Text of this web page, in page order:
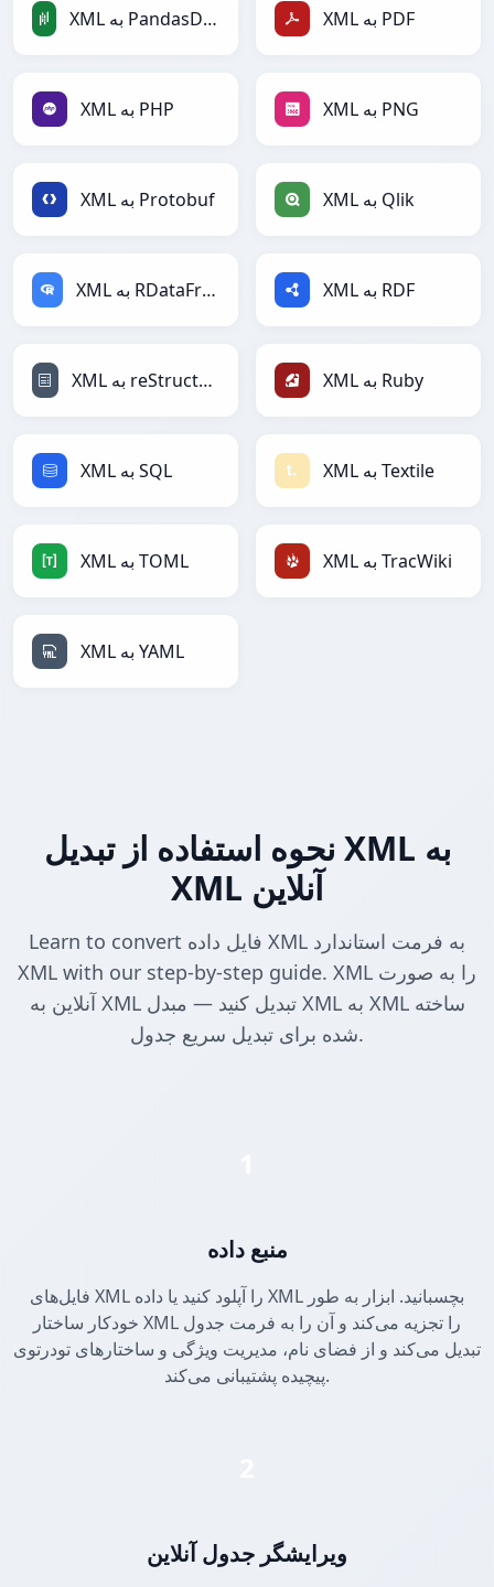
XML به PandasDataFrame XML به PDF
XML به PHP XML به PNG
XML به Protobuf XML به Qlik
XML به RDataFrame XML به RDF
XML به reStructuredText XML به Ruby
XML به SQL XML به Textile
XML به TOML XML به TracWiki
XML به YAML
نحوه استفاده از تبدیل XML به
XML آنلاین
Learn to convert فایل داده XML به فرمت استاندارد
XML with our step-by-step guide. XML را به صورت
آنلاین به XML تبدیل کنید — مبدل XML به XML ساخته
شده برای تبدیل سریع جدول.
منبع داده
فایل‌های XML را آپلود کنید یا داده XML بچسبانید. ابزار به طور
خودکار ساختار XML را تجزیه می‌کند و آن را به فرمت جدول
تبدیل می‌کند و از فضای نام، مدیریت ویژگی و ساختارهای تودرتوی
پیچیده پشتیبانی می‌کند.
ویرایشگر جدول آنلاین